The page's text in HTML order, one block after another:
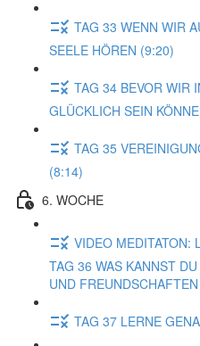
TAG 33 WENN WIR
SEELE HÖREN (9:20)
TAG 34 BEVOR WIR
GLÜCKLICH SEIN
TAG 35
(8:14)
6. WOCHE
VIDEO MEDITATON:
TAG 36 WAS KANNST
UND
TAG 37 LERNE